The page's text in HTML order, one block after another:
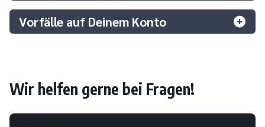
Vorfälle auf Deinem Konto
Wir helfen gerne bei Fragen!